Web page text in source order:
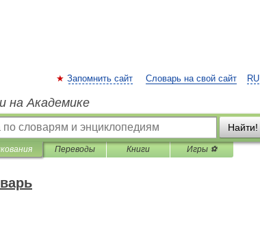
RU
Запомнить сайт Словарь на свой сайт
на Академике
Найти!
Переводы Книги Игры ⚽